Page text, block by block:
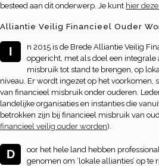
besteed aan dit onderwerp. Je kunt hier
Alliantie Veilig Financieel Ouder
I
n 2015 is de Brede Alliantie Veilig
opgericht, met als doel een integrale
misbruik tot stand te brengen, op
niveau. Er wordt ingezet op het voorkomen,
van financieel misbruik onder ouderen.
landelijke organisaties en instanties die
betrokken zijn bij financieel misbruik van
financieel veilig ouder worden).
D
oor het hele land hebben
genomen om ‘lokale allianties’ op